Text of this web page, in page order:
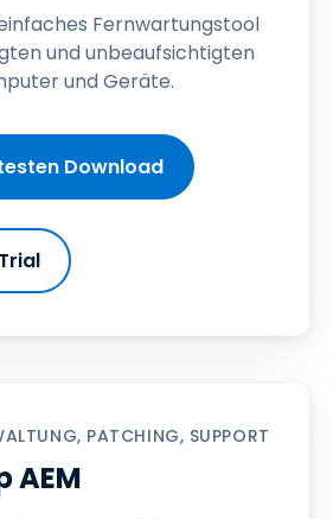
Fernwartungstool
und unbeaufsichtigten
und Geräte.
Download
PATCHING, SUPPORT
AEM